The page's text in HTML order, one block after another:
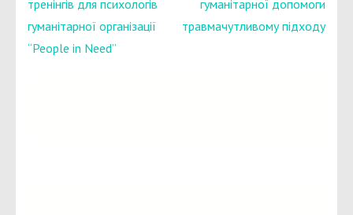
тренінгів для психологів
гуманітарної організації
“People in Need”
гуманітарної допомоги
травмачутливому підходу